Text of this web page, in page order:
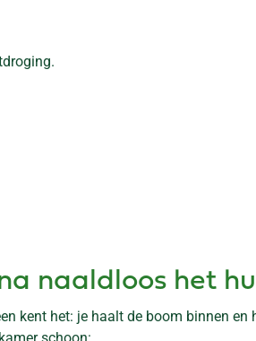
naaldloos het
kent het: je haalt de boom binnen